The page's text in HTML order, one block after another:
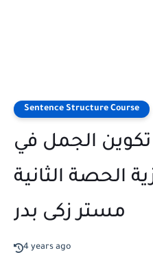
Sentence Structure Course
الجمل في
الحصة الثانية
مستر زكى بدر
4 years ago